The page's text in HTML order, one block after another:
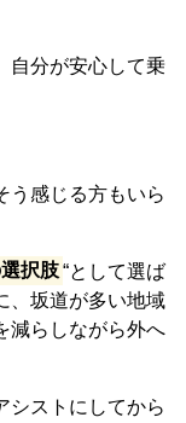
自分が安心して乗
う感じる方もいら
択肢“として選ば
、坂道が多い地域
減らしながら外へ
シストにしてから